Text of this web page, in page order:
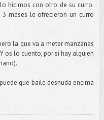
hicimos con otro de su curro.
meses le ofrecieron un curro
la que va a meter manzanas
os lo cuento, por si hay alguien
que baile desnuda encima